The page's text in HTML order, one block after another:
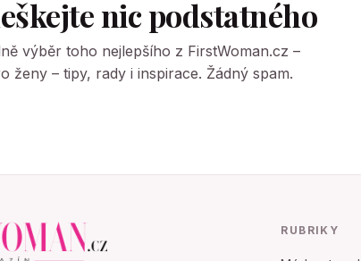
nic podstatného
výběr toho nejlepšího z FirstWoman.cz –
ženy – tipy, rady i inspirace. Žádný spam.
RUBRIKY